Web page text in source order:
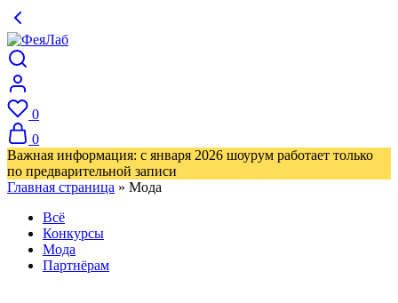
0
0
Важная информация: с января 2026 шоурум работает только
по предварительной записи
Главная страница » Мода
Всё
Конкурсы
Мода
Партнёрам